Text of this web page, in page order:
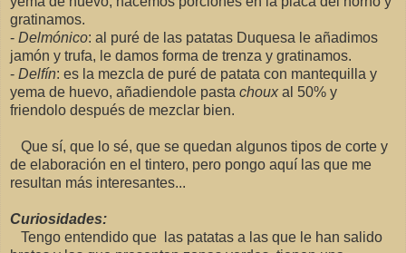
gratinamos.
- Delmónico: al puré de las patatas Duquesa le añadimos
jamón y trufa, le damos forma de trenza y gratinamos.
- Delfín: es la mezcla de puré de patata con mantequilla y
yema de huevo, añadiendole pasta choux al 50% y
friendolo después de mezclar bien.
Que sí, que lo sé, que se quedan algunos tipos de corte y
de elaboración en el tintero, pero pongo aquí las que me
resultan más interesantes...
Curiosidades:
Tengo entendido que las patatas a las que le han salido